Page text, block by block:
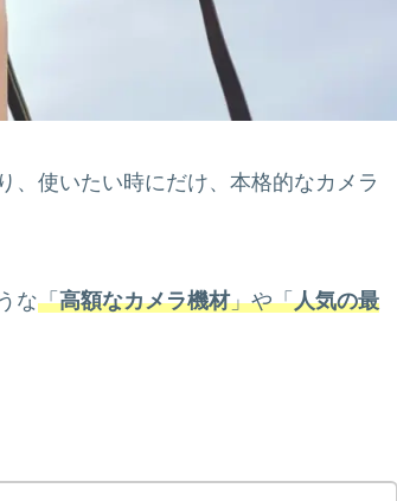
、使いたい時にだけ、本格的なカメラ
な「高額なカメラ機材」や「人気の最